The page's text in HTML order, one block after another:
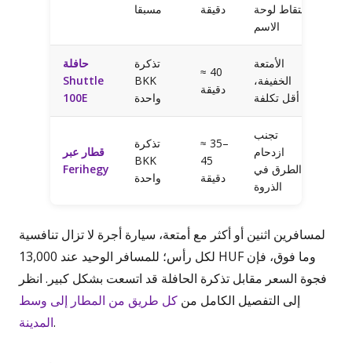
مسبقا
دقيقة
التقاط لوحة
الاسم
حافلة
Shuttle
100E
تذكرة
BKK
واحدة
≈ 40
دقيقة
الأمتعة
الخفيفة،
أقل تكلفة
قطار عبر
Ferihegy
تذكرة
BKK
واحدة
≈ 35–
45
دقيقة
تجنب
ازدحام
الطرق في
الذروة
لمسافرين اثنين أو أكثر مع أمتعة، سيارة أجرة لا تزال تنافسية
لكل رأس؛ للمسافر الوحيد عند 13,000 HUF وما فوق، فإن
فجوة السعر مقابل تذكرة الحافلة قد اتسعت بشكل كبير. انظر
إلى التفصيل الكامل من كل طريق من المطار إلى وسط
المدينة.